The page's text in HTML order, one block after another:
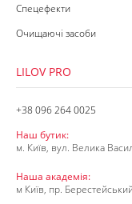
Спецефекти
Очищаючі засоби
LILOV PRO
+38 096 264 0025
Наш бутик:
м. Київ, вул. Велика
Наша академія:
м Київ, пр.